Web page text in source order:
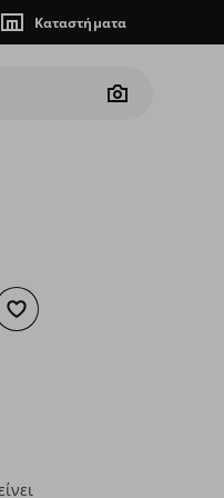
Καταστήματα
Camera
Προσθήκη στα αγαπημένα